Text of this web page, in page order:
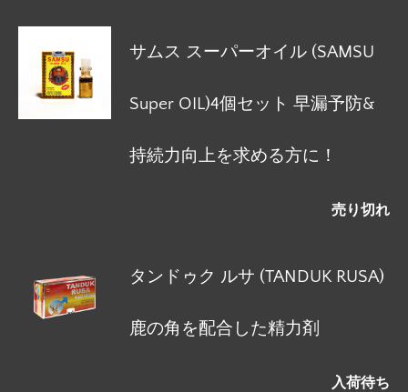
サムス スーパーオイル (SAMSU
Super OIL)4個セット 早漏予防&
持続力向上を求める方に！
売り切れ
タンドゥク ルサ (TANDUK RUSA)
鹿の角を配合した精力剤
入荷待ち